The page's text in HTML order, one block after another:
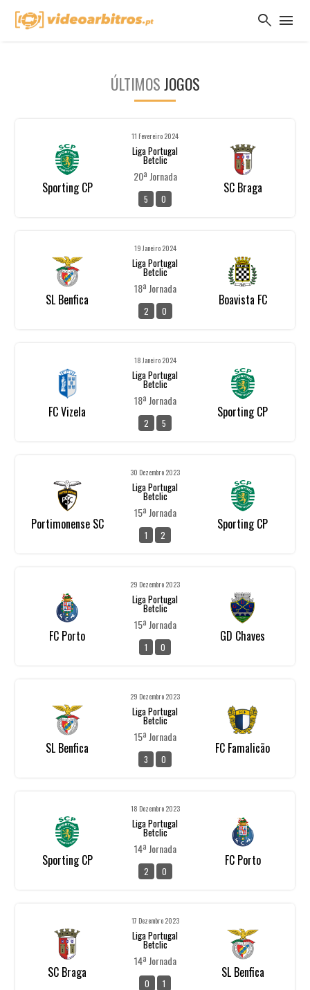
search menu
ÚLTIMOSJOGOS
Sporting CP
11 Fevereiro 2024
Liga Portugal
Betclic
20ª Jornada
5 0
SC Braga
SL Benfica
19 Janeiro 2024
Liga Portugal
Betclic
18ª Jornada
2 0
Boavista FC
FC Vizela
18 Janeiro 2024
Liga Portugal
Betclic
18ª Jornada
2 5
Sporting CP
Portimonense SC
30 Dezembro 2023
Liga Portugal
Betclic
15ª Jornada
1 2
Sporting CP
FC Porto
29 Dezembro 2023
Liga Portugal
Betclic
15ª Jornada
1 0
GD Chaves
SL Benfica
29 Dezembro 2023
Liga Portugal
Betclic
15ª Jornada
3 0
FC Famalicão
Sporting CP
18 Dezembro 2023
Liga Portugal
Betclic
14ª Jornada
2 0
FC Porto
SC Braga
17 Dezembro 2023
Liga Portugal
Betclic
14ª Jornada
0 1
SL Benfica